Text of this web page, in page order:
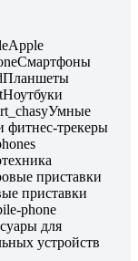
Apple
Смартфоны
Планшеты
Ноутбуки
Умные
фитнес-трекеры
приставки
для
устройств